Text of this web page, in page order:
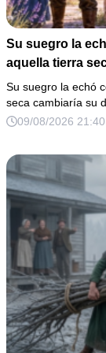
Su suegro la
aquella tierra
Su suegro la echó
seca cambiaría su
09/08/2026 21:40